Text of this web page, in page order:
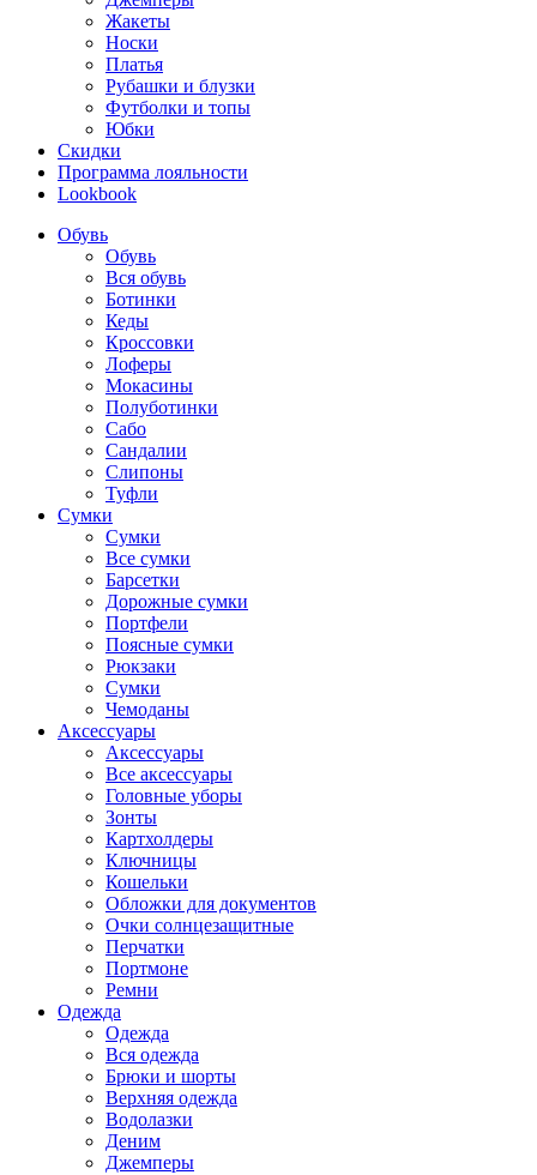
Жакеты
Носки
Платья
Рубашки и блузки
Футболки и топы
Юбки
Скидки
Программа лояльности
Lookbook
Обувь
Обувь
Вся обувь
Ботинки
Кеды
Кроссовки
Лоферы
Мокасины
Полуботинки
Сабо
Сандалии
Слипоны
Туфли
Сумки
Сумки
Все сумки
Барсетки
Дорожные сумки
Портфели
Поясные сумки
Рюкзаки
Сумки
Чемоданы
Аксессуары
Аксессуары
Все аксессуары
Головные уборы
Зонты
Картхолдеры
Ключницы
Кошельки
Обложки для документов
Очки солнцезащитные
Перчатки
Портмоне
Ремни
Одежда
Одежда
Вся одежда
Брюки и шорты
Верхняя одежда
Водолазки
Деним
Джемперы